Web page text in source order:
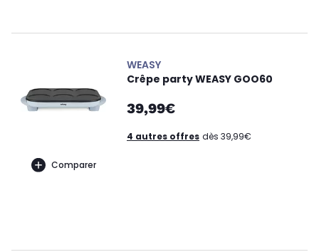
Comparer
WEASY
Crêpe party WEASY GOO60
39,99€
4 autres offres dès 39,99€